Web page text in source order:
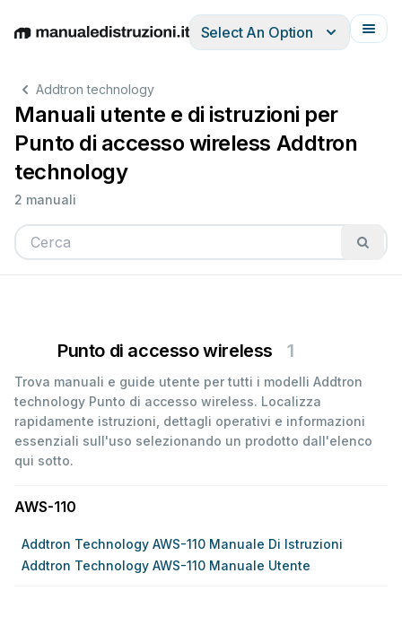
EnglishDeutschEspañolItalianoFrançais
Select An Option
Addtron technology
Manuali utente e di istruzioni per
Punto di accesso wireless Addtron
technology
2 manuali
Punto di accesso wireless 1
Trova manuali e guide utente per tutti i modelli Addtron
technology Punto di accesso wireless. Localizza
rapidamente istruzioni, dettagli operativi e informazioni
essenziali sull'uso selezionando un prodotto dall'elenco
qui sotto.
AWS-110
Addtron Technology AWS-110 Manuale Di Istruzioni
Addtron Technology AWS-110 Manuale Utente